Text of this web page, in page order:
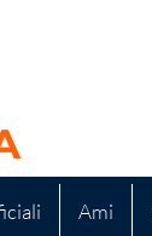
Ami